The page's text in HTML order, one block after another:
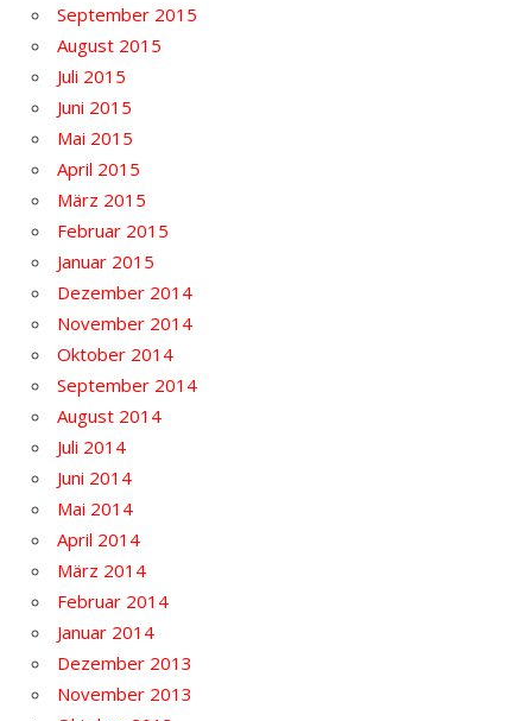
September 2015
August 2015
Juli 2015
Juni 2015
Mai 2015
April 2015
März 2015
Februar 2015
Januar 2015
Dezember 2014
November 2014
Oktober 2014
September 2014
August 2014
Juli 2014
Juni 2014
Mai 2014
April 2014
März 2014
Februar 2014
Januar 2014
Dezember 2013
November 2013